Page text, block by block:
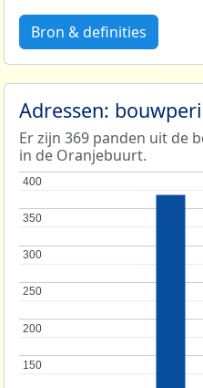
Bron & definities
Adressen:
Er zijn 369 panden uit de
in de Oranjebuurt.
150
150
200
200
250
250
300
300
350
350
400
400